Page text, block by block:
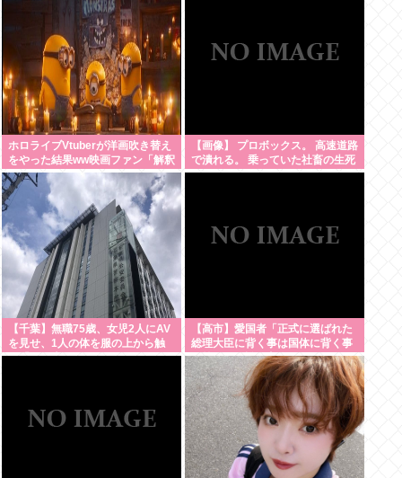
ホロライブVtuberが洋画吹き替え
をやった結果ww映画ファン「解釈
一致すぎる」
【画像】 プロボックス。 高速道路
で潰れる。 乗っていた社畜の生死
不明
【千葉】無職75歳、女児2人にAV
を見せ、1人の体を服の上から触
る「服の上からぺろっと触ったと
【高市】愛国者「正式に選ばれた
総理大臣に背く事は国体に背く事
に等しい。誰が主人かハッキリさ
せるべき」